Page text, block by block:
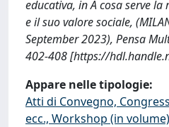
educativa, in A cosa serve
e il suo valore sociale,
September 2023), Pensa
402-408 [https://
Appare nelle tipologie:
Atti di Convegno,
ecc., Workshop (in volume)